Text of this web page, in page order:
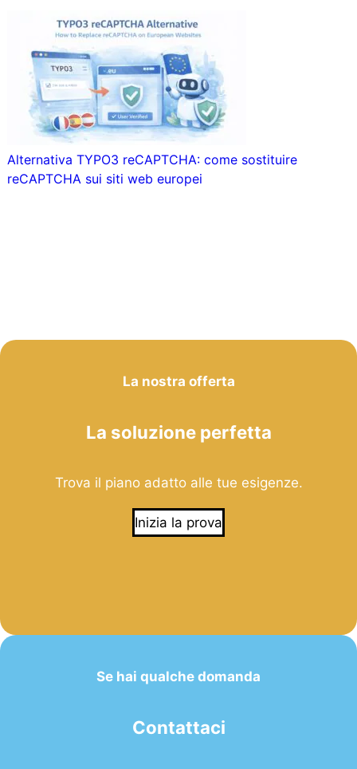
Alternativa TYPO3 reCAPTCHA: come sostituire
reCAPTCHA sui siti web europei
La nostra offerta
La soluzione perfetta
Trova il piano adatto alle tue esigenze.
Inizia la prova
Se hai qualche domanda
Contattaci